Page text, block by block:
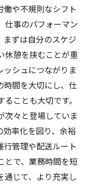
働や不規則なシフト
仕事のパフォーマン
まずは自分のスケジ
休憩を挟むことが重
ッシュにつながりま
時間を大切にし、仕
ことも大切です。
次々と登場していま
効率化を図り、余裕
行管理や配送ルート
とで、業務時間を短
通じて、より充実し